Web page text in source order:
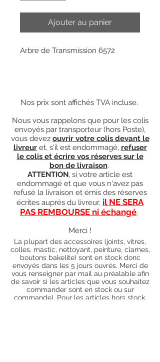
Ajouter au panier
Arbre de Transmission 6572
Nos prix sont affichés TVA incluse.
Nous vous rappelons que pour les colis
envoyés par transporteur (hors Poste),
vous devez ouvrir votre colis devant le
livreuret, s'il est endommagé, refuser
le colis et écrire vos réserves sur le
bon de livraison.
ATTENTION, si votre article est
endommagé et que vous n'avez pas
refusé la livraison et émis des réserves
écrites auprès du livreur, il NE SERA
PAS REMBOURSE ni échangé.
Merci !
La plupart des accessoires (joints, vitres,
colles, mastic, nettoyant, peinture, clames,
boutons bakelite) sont en stock donc
envoyés dans les 5 jours ouvrés. Merci de
vous renseigner par mail au préalable afin
de savoir si les articles que vous souhaitez
commander sont en stock ou sur
commande). Pour les articles hors stock,